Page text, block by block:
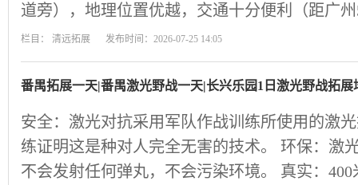
道旁），地理位置优越，交通十分便利（距广
栏目： 清远拓展 发布时间：2026-07-25 14:05
番禺拓展一天|番禺激光野战一天|长兴乐园1日激光野战拓展
安全：激光对抗采用军队作战训练所使用的激
练证明这是种对人完全无害的技术。 环保：激
不会发射任何弹丸，不会污染环境。 真实：